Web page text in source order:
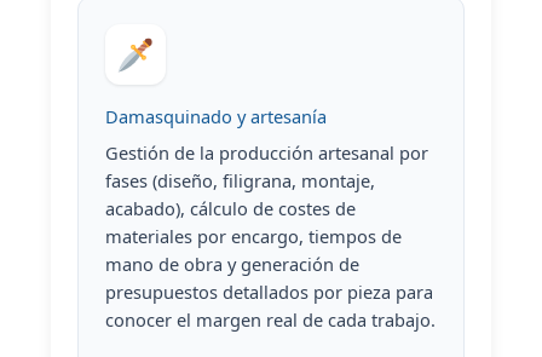
Damasquinado y artesanía
Gestión de la producción artesanal por
fases (diseño, filigrana, montaje,
acabado), cálculo de costes de
materiales por encargo, tiempos de
mano de obra y generación de
presupuestos detallados por pieza para
conocer el margen real de cada trabajo.